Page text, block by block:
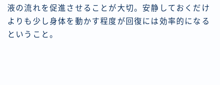
液の流れを促進させることが大切。安静しておくだけ
よりも少し身体を動かす程度が回復には効率的になる
ということ。